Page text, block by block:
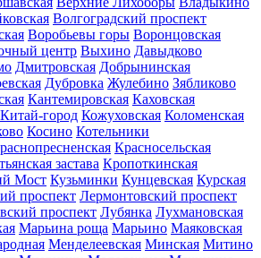
Волгоградский проспект
Воробьевы горы Воронцовская
центр Выхино Давыдково
Дмитровская Добрынинская
Дубровка Жулебино Зябликово
Кантемировская Каховская
Китай-город Кожуховская Коломенская
Косино Котельники
Красносельская
застава Кропоткинская
Мост Кузьминки Кунцевская Курская
проспект Лермонтовский проспект
проспект Лубянка Лухмановская
Марьина роща Марьино Маяковская
Менделеевская Минская Митино